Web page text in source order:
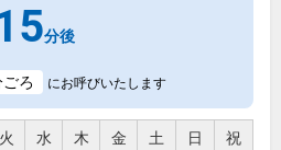
分後
ろ にお呼びいたします
火 水 木 金 土 日 祝